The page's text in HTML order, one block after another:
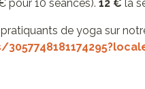
pour 10 séances). 12 € la
de yoga sur